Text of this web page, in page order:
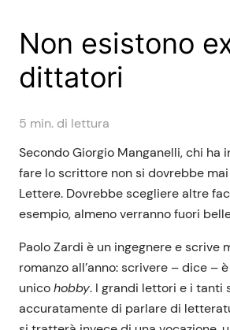
Non esistono
dittatori
5 min. di lettura
Secondo Giorgio Manganelli, chi ha
fare lo scrittore non si dovrebbe
Lettere. Dovrebbe scegliere altre
esempio, almeno verranno fuori
Paolo Zardi è un ingegnere e scrive
romanzo all’anno: scrivere – dice –
unicohobby. I grandi lettori e i tanti
accuratamente di parlare di